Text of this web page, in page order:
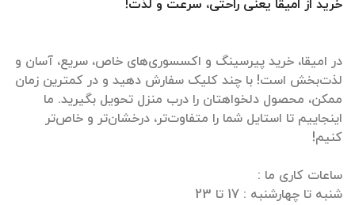
خرید از امیقا یعنی راحتی، سرعت و لذت!
در امیقا، خرید پیرسینگ و اکسسوری‌های خاص، سریع، آسان و
لذت‌بخش است! با چند کلیک سفارش دهید و در کمترین زمان
ممکن، محصول دلخواهتان را درب منزل تحویل بگیرید. ما
اینجاییم تا استایل شما را متفاوت‌تر، درخشان‌تر و خاص‌تر